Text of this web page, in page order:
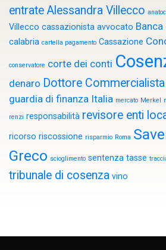
entrateAlessandra Villecco
Villecco cassazionista avvocato
calabria cartella pagamento Cassazione
conservatore corte dei conti
denaro Dottore Commercialista
guardia di finanza Italia mercato Merkel
renzi responsabilità revisore enti
ricorso riscossione risparmio Roma
Greco scioglimento sentenza tasse
tribunale di cosenza vino